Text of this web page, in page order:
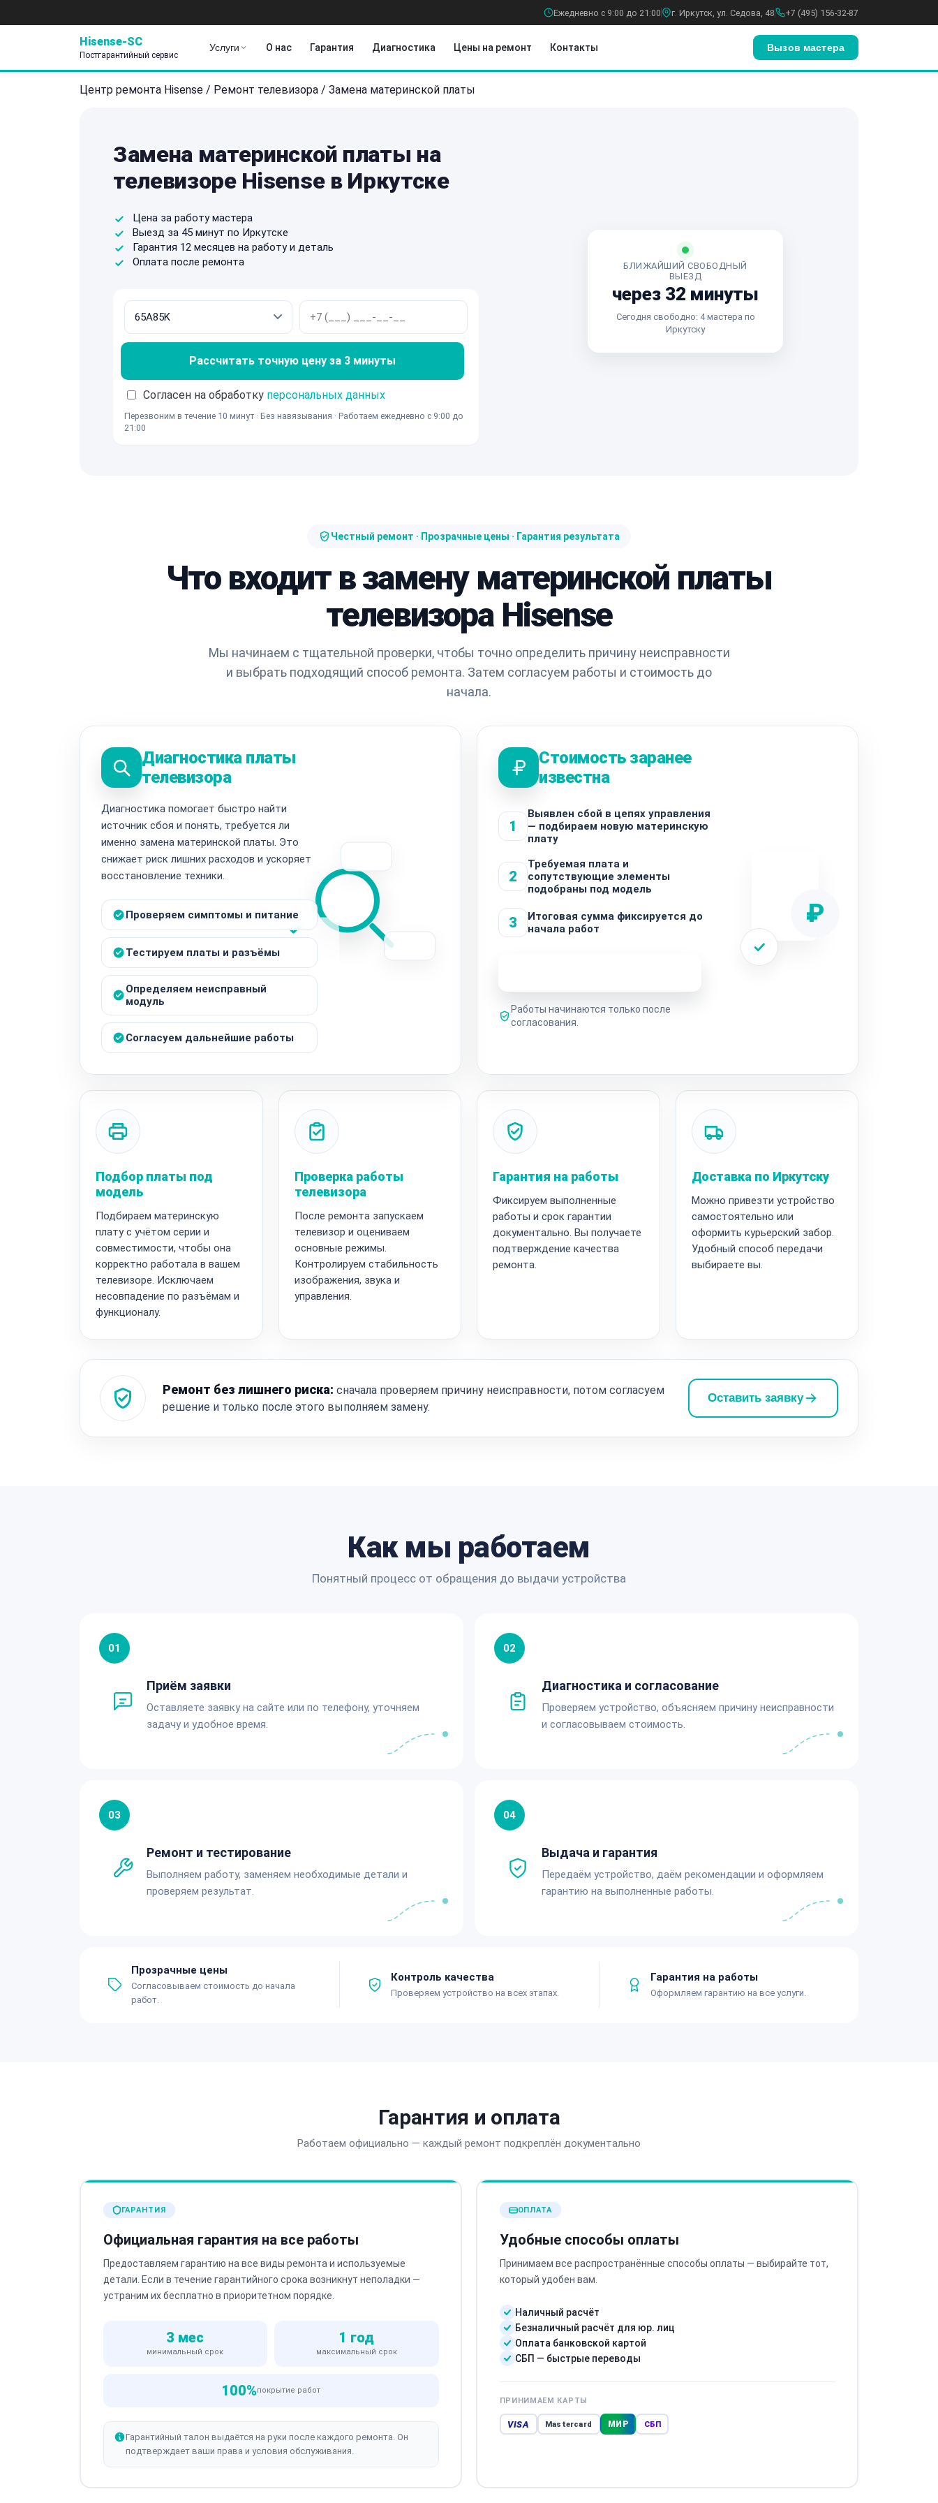
Ежедневно с 9:00 до 21:00 г. Иркутск, ул. Седова, 48 +7 (495) 156-32-87
Hisense-SC
Постгарантийный сервис
Услуги О нас Гарантия Диагностика Цены на ремонт Контакты Вызов мастера
Центр ремонта Hisense / Ремонт телевизора / Замена материнской платы
Замена материнской платы на
телевизоре Hisense в Иркутске
Цена за работу мастера
Выезд за 45 минут по Иркутске
Гарантия 12 месяцев на работу и деталь
Оплата после ремонта
Рассчитать точную цену за 3 минуты
Согласен на обработку персональных данных
Перезвоним в течение 10 минут · Без навязывания · Работаем ежедневно с 9:00 до
21:00
БЛИЖАЙШИЙ СВОБОДНЫЙ
ВЫЕЗД
через 32 минуты
Сегодня свободно: 4 мастера по
Иркутску
Честный ремонт · Прозрачные цены · Гарантия результата
Что входит в замену материнской платы
телевизора Hisense
Мы начинаем с тщательной проверки, чтобы точно определить причину неисправности
и выбрать подходящий способ ремонта. Затем согласуем работы и стоимость до
начала.
Диагностика платы
телевизора
Диагностика помогает быстро найти
источник сбоя и понять, требуется ли
именно замена материнской платы. Это
снижает риск лишних расходов и ускоряет
восстановление техники.
Проверяем симптомы и питание
Тестируем платы и разъёмы
Определяем неисправный
модуль
Согласуем дальнейшие работы
Стоимость заранее
известна
1
Выявлен сбой в цепях управления
— подбираем новую материнскую
плату
2
Требуемая плата и
сопутствующие элементы
подобраны под модель
3
Итоговая сумма фиксируется до
начала работ
Работы начинаются только после
согласования.
₽
Подбор платы под
модель
Подбираем материнскую
плату с учётом серии и
совместимости, чтобы она
корректно работала в вашем
телевизоре. Исключаем
несовпадение по разъёмам и
функционалу.
Проверка работы
телевизора
После ремонта запускаем
телевизор и оцениваем
основные режимы.
Контролируем стабильность
изображения, звука и
управления.
Гарантия на работы
Фиксируем выполненные
работы и срок гарантии
документально. Вы получаете
подтверждение качества
ремонта.
Доставка по Иркутску
Можно привезти устройство
самостоятельно или
оформить курьерский забор.
Удобный способ передачи
выбираете вы.
Ремонт без лишнего риска: сначала проверяем причину неисправности, потом согласуем
решение и только после этого выполняем замену.
Оставить заявку
Как мы работаем
Понятный процесс от обращения до выдачи устройства
01
Приём заявки
Оставляете заявку на сайте или по телефону, уточняем
задачу и удобное время.
02
Диагностика и согласование
Проверяем устройство, объясняем причину неисправности
и согласовываем стоимость.
03
Ремонт и тестирование
Выполняем работу, заменяем необходимые детали и
проверяем результат.
04
Выдача и гарантия
Передаём устройство, даём рекомендации и оформляем
гарантию на выполненные работы.
Прозрачные цены
Согласовываем стоимость до начала
работ.
Контроль качества
Проверяем устройство на всех этапах.
Гарантия на работы
Оформляем гарантию на все услуги.
Гарантия и оплата
Работаем официально — каждый ремонт подкреплён документально
ГАРАНТИЯ
Официальная гарантия на все работы
Предоставляем гарантию на все виды ремонта и используемые
детали. Если в течение гарантийного срока возникнут неполадки —
устраним их бесплатно в приоритетном порядке.
3 мес
минимальный срок
1 год
максимальный срок
100%покрытие работ
Гарантийный талон выдаётся на руки после каждого ремонта. Он
подтверждает ваши права и условия обслуживания.
ОПЛАТА
Удобные способы оплаты
Принимаем все распространённые способы оплаты — выбирайте тот,
который удобен вам.
Наличный расчёт
Безналичный расчёт для юр. лиц
Оплата банковской картой
СБП — быстрые переводы
ПРИНИМАЕМ КАРТЫ
VISA Mastercard МИР СБП